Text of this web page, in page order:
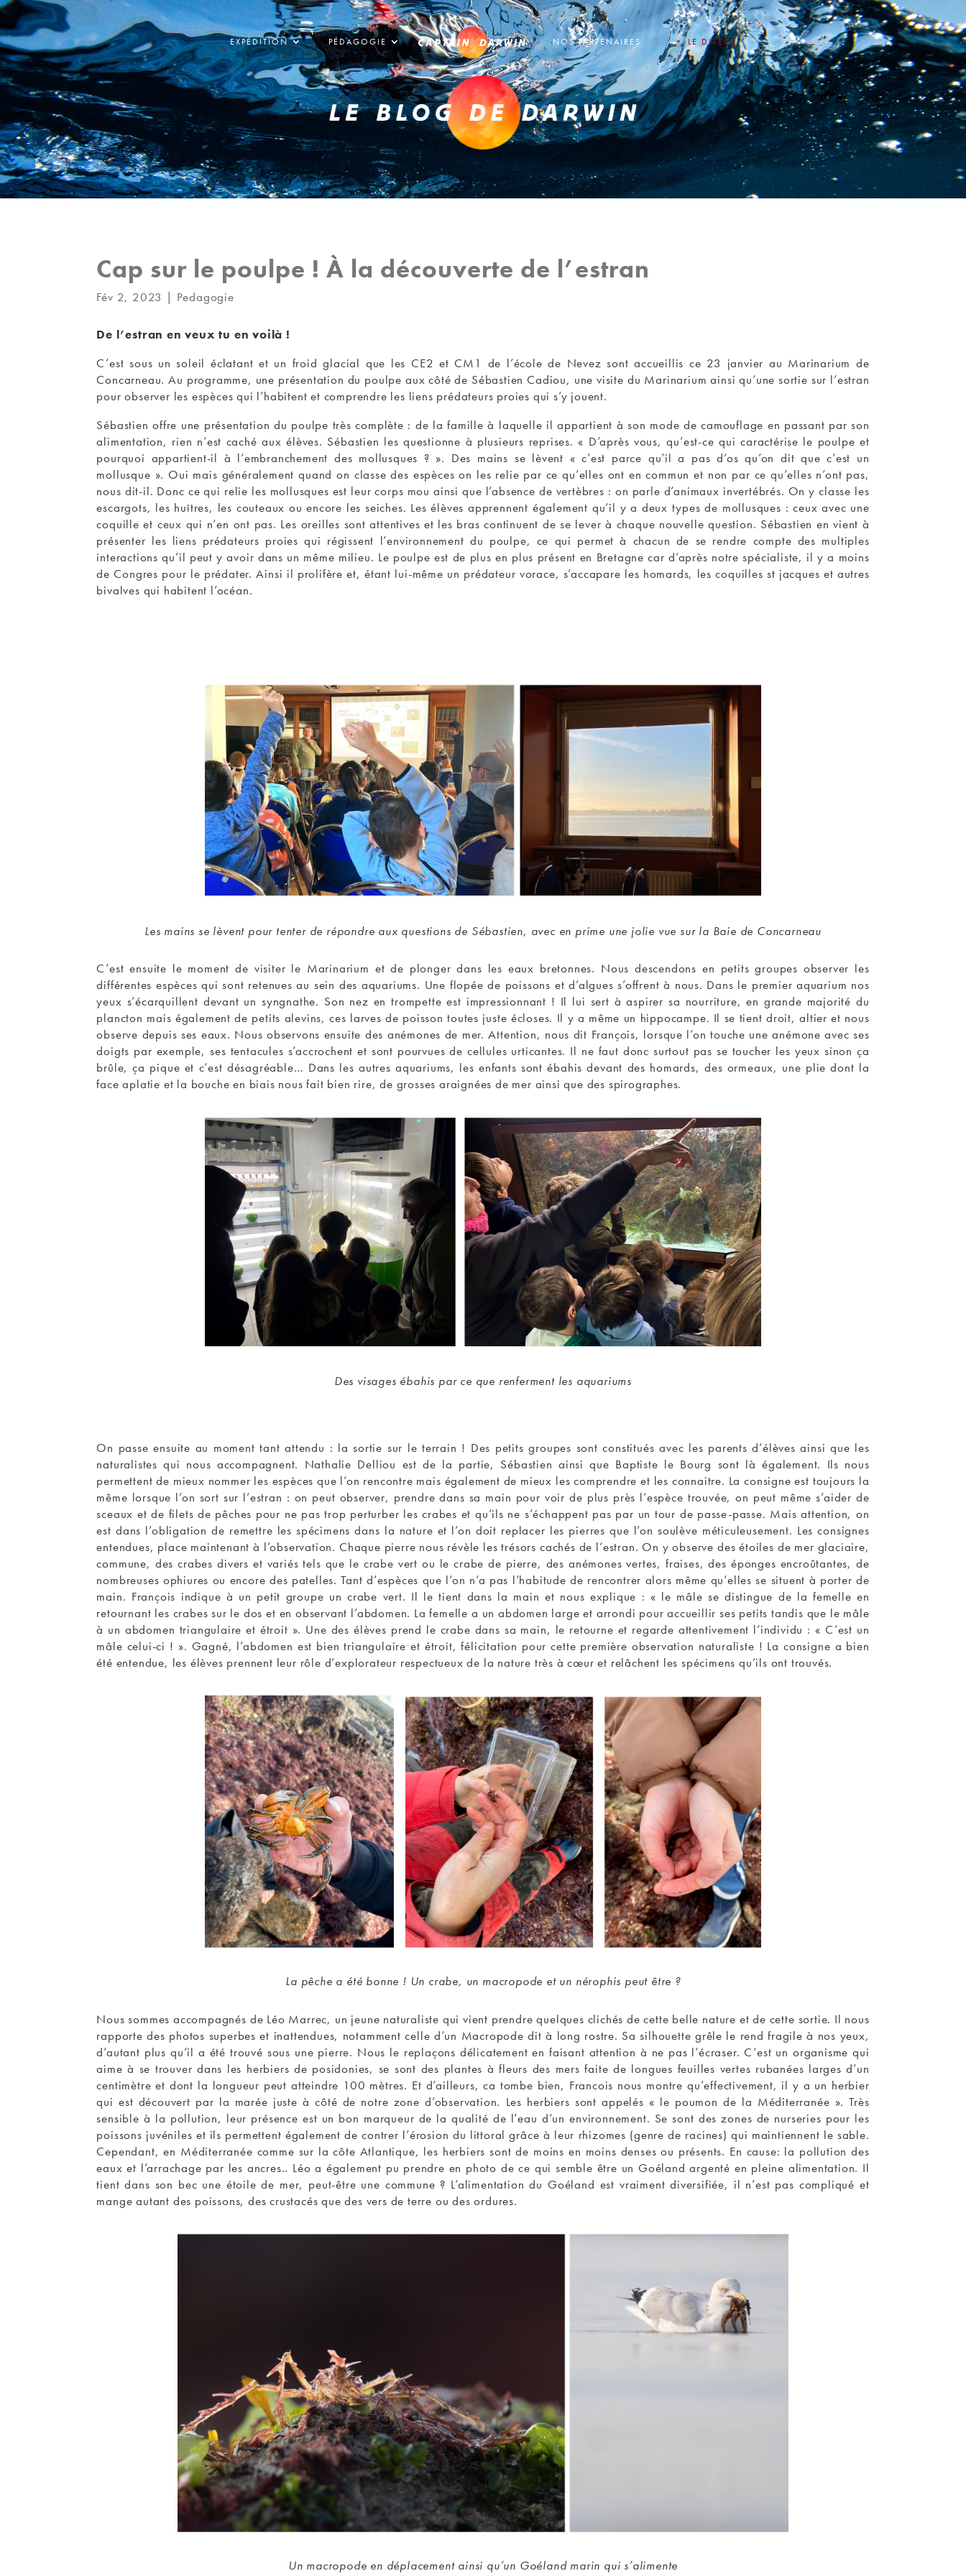
EXPÉDITION PÉDAGOGIE NOS PARTENAIRES • LE DIRECT
Cap sur le poulpe ! À la découverte de l’estran
Fév 2, 2023 | Pedagogie
De l’estran en veux tu en voilà !
C’est sous un soleil éclatant et un froid glacial que les CE2 et CM1 de l’école de Nevez sont accueillis ce 23 janvier au Marinarium de
Concarneau. Au programme, une présentation du poulpe aux côté de Sébastien Cadiou, une visite du Marinarium ainsi qu’une sortie sur l’estran
pour observer les espèces qui l’habitent et comprendre les liens prédateurs proies qui s’y jouent.
Sébastien offre une présentation du poulpe très complète : de la famille à laquelle il appartient à son mode de camouflage en passant par son
alimentation, rien n’est caché aux élèves. Sébastien les questionne à plusieurs reprises. « D’après vous, qu’est-ce qui caractérise le poulpe et
pourquoi appartient-il à l’embranchement des mollusques ? ». Des mains se lèvent « c’est parce qu’il a pas d’os qu’on dit que c’est un
mollusque ». Oui mais généralement quand on classe des espèces on les relie par ce qu’elles ont en commun et non par ce qu’elles n’ont pas,
nous dit-il. Donc ce qui relie les mollusques est leur corps mou ainsi que l’absence de vertèbres : on parle d’animaux invertébrés. On y classe les
escargots, les huîtres, les couteaux ou encore les seiches. Les élèves apprennent également qu’il y a deux types de mollusques : ceux avec une
coquille et ceux qui n’en ont pas. Les oreilles sont attentives et les bras continuent de se lever à chaque nouvelle question. Sébastien en vient à
présenter les liens prédateurs proies qui régissent l’environnement du poulpe, ce qui permet à chacun de se rendre compte des multiples
interactions qu’il peut y avoir dans un même milieu. Le poulpe est de plus en plus présent en Bretagne car d’après notre spécialiste, il y a moins
de Congres pour le prédater. Ainsi il prolifère et, étant lui-même un prédateur vorace, s’accapare les homards, les coquilles st jacques et autres
bivalves qui habitent l’océan.
Les mains se lèvent pour tenter de répondre aux questions de Sébastien, avec en prime une jolie vue sur la Baie de Concarneau
C’est ensuite le moment de visiter le Marinarium et de plonger dans les eaux bretonnes. Nous descendons en petits groupes observer les
différentes espèces qui sont retenues au sein des aquariums. Une flopée de poissons et d’algues s’offrent à nous. Dans le premier aquarium nos
yeux s’écarquillent devant un syngnathe. Son nez en trompette est impressionnant ! Il lui sert à aspirer sa nourriture, en grande majorité du
plancton mais également de petits alevins, ces larves de poisson toutes juste écloses. Il y a même un hippocampe. Il se tient droit, altier et nous
observe depuis ses eaux. Nous observons ensuite des anémones de mer. Attention, nous dit François, lorsque l’on touche une anémone avec ses
doigts par exemple, ses tentacules s’accrochent et sont pourvues de cellules urticantes. Il ne faut donc surtout pas se toucher les yeux sinon ça
brûle, ça pique et c’est désagréable… Dans les autres aquariums, les enfants sont ébahis devant des homards, des ormeaux, une plie dont la
face aplatie et la bouche en biais nous fait bien rire, de grosses araignées de mer ainsi que des spirographes.
Des visages ébahis par ce que renferment les aquariums
On passe ensuite au moment tant attendu : la sortie sur le terrain ! Des petits groupes sont constitués avec les parents d’élèves ainsi que les
naturalistes qui nous accompagnent. Nathalie Delliou est de la partie, Sébastien ainsi que Baptiste le Bourg sont là également. Ils nous
permettent de mieux nommer les espèces que l’on rencontre mais également de mieux les comprendre et les connaitre. La consigne est toujours la
même lorsque l’on sort sur l’estran : on peut observer, prendre dans sa main pour voir de plus près l’espèce trouvée, on peut même s’aider de
sceaux et de filets de pêches pour ne pas trop perturber les crabes et qu’ils ne s’échappent pas par un tour de passe-passe. Mais attention, on
est dans l’obligation de remettre les spécimens dans la nature et l’on doit replacer les pierres que l’on soulève méticuleusement. Les consignes
entendues, place maintenant à l’observation. Chaque pierre nous révèle les trésors cachés de l’estran. On y observe des étoiles de mer glaciaire,
commune, des crabes divers et variés tels que le crabe vert ou le crabe de pierre, des anémones vertes, fraises, des éponges encroûtantes, de
nombreuses ophiures ou encore des patelles. Tant d’espèces que l’on n’a pas l’habitude de rencontrer alors même qu’elles se situent à porter de
main. François indique à un petit groupe un crabe vert. Il le tient dans la main et nous explique : « le mâle se distingue de la femelle en
retournant les crabes sur le dos et en observant l’abdomen. La femelle a un abdomen large et arrondi pour accueillir ses petits tandis que le mâle
à un abdomen triangulaire et étroit ». Une des élèves prend le crabe dans sa main, le retourne et regarde attentivement l’individu : « C’est un
mâle celui-ci ! ». Gagné, l’abdomen est bien triangulaire et étroit, félicitation pour cette première observation naturaliste ! La consigne a bien
été entendue, les élèves prennent leur rôle d’explorateur respectueux de la nature très à cœur et relâchent les spécimens qu’ils ont trouvés.
La pêche a été bonne ! Un crabe, un macropode et un nérophis peut être ?
Nous sommes accompagnés de Léo Marrec, un jeune naturaliste qui vient prendre quelques clichés de cette belle nature et de cette sortie. Il nous
rapporte des photos superbes et inattendues, notamment celle d’un Macropode dit à long rostre. Sa silhouette grêle le rend fragile à nos yeux,
d’autant plus qu’il a été trouvé sous une pierre. Nous le replaçons délicatement en faisant attention à ne pas l’écraser. C’est un organisme qui
aime à se trouver dans les herbiers de posidonies, se sont des plantes à fleurs des mers faite de longues feuilles vertes rubanées larges d’un
centimètre et dont la longueur peut atteindre 100 mètres. Et d’ailleurs, ca tombe bien, Francois nous montre qu’effectivement, il y a un herbier
qui est découvert par la marée juste à côté de notre zone d’observation. Les herbiers sont appelés « le poumon de la Méditerranée ». Très
sensible à la pollution, leur présence est un bon marqueur de la qualité de l’eau d’un environnement. Se sont des zones de nurseries pour les
poissons juvéniles et ils permettent également de contrer l’érosion du littoral grâce à leur rhizomes (genre de racines) qui maintiennent le sable.
Cependant, en Méditerranée comme sur la côte Atlantique, les herbiers sont de moins en moins denses ou présents. En cause: la pollution des
eaux et l’arrachage par les ancres.. Léo a également pu prendre en photo de ce qui semble être un Goéland argenté en pleine alimentation. Il
tient dans son bec une étoile de mer, peut-être une commune ? L’alimentation du Goéland est vraiment diversifiée, il n’est pas compliqué et
mange autant des poissons, des crustacés que des vers de terre ou des ordures.
Un macropode en déplacement ainsi qu’un Goéland marin qui s’alimente